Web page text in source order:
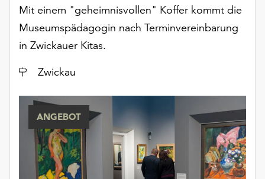
Sie
die
verwendeten
Cookies
erreichen
Einstellungen
über
Schaltfläche
„Auswählen“.
Mit einem "geheimnisvollen" Koffer kommt die
Museumspädagogin nach Terminvereinbarung
in Zwickauer Kitas.
Ort
Zwickau
ANGEBOT